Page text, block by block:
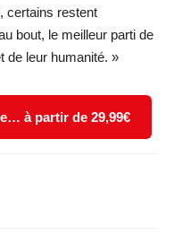
certains restent
bout, le meilleur parti de
de leur humanité. »
à partir de 29,99€